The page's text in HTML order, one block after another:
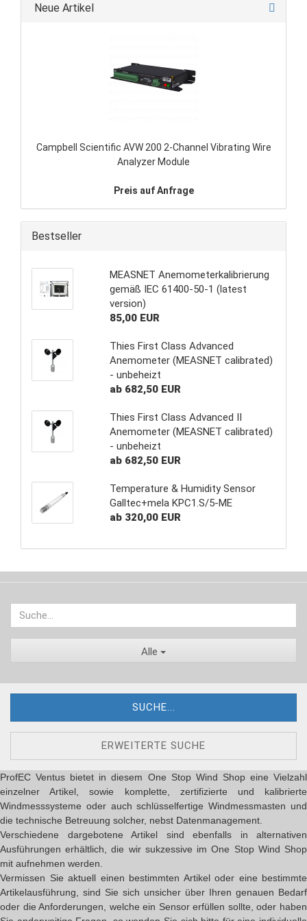
Neue Artikel
Campbell Scientific AVW 200 2-Channel Vibrating Wire
Analyzer Module
Preis auf Anfrage
Bestseller
MEASNET Anemometerkalibrierung
gemäß IEC 61400-50-1 (latest
version)
85,00 EUR
Thies First Class Advanced
Anemometer (MEASNET calibrated)
- unbeheizt
ab 682,50 EUR
Thies First Class Advanced II
Anemometer (MEASNET calibrated)
- unbeheizt
ab 682,50 EUR
Temperature & Humidity Sensor
Galltec+mela KPC1.S/5-ME
ab 320,00 EUR
Alle
SUCHE...
ERWEITERTE SUCHE
ProfEC Ventus bietet in diesem One Stop Wind Shop eine Vielzahl
einzelner Artikel, sowie komplette, zertifizierte und kalibrierte
Windmesssysteme oder auch schlüsselfertige Windmessmasten und
die technische Betreuung solcher, nebst Datenmanagement.
Verschiedene dargebotene Artikel sind ebenfalls in alternativen
Ausführungen erhältlich, die wir sukzessive im One Stop Wind Shop
mit aufnehmen werden.
Vermissen Sie aktuell einen bestimmten Artikel oder eine bestimmte
Artikelausführung, sind Sie sich unsicher über Ihren genauen Bedarf
oder die Anforderungen, welche ein Sensor erfüllen sollte, oder haben